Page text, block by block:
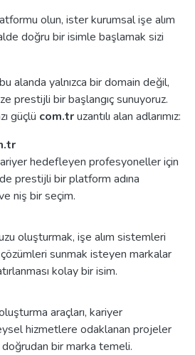
olun, ister kurumsal işe alım
doğru bir isimle başlamak sizi
alanda yalnızca bir domain değil,
prestijli bir başlangıç sunuyoruz.
güçlü com.truzantılı alan adlarımız:
hedefleyen profesyoneller için
prestijli bir platform adına
niş bir seçim.
oluşturmak, işe alım sistemleri
sunmak isteyen markalar
kolay bir isim.
araçları, kariyer
hizmetlere odaklanan projeler
bir marka temeli.